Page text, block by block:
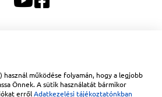
1-613-5453|www.lapanthera.hu
és implementáció:Webdream
működése folyamán, hogy a legjobb
Önnek. A sütik használatát bármikor
errőlAdatkezelési tájékoztatónkban